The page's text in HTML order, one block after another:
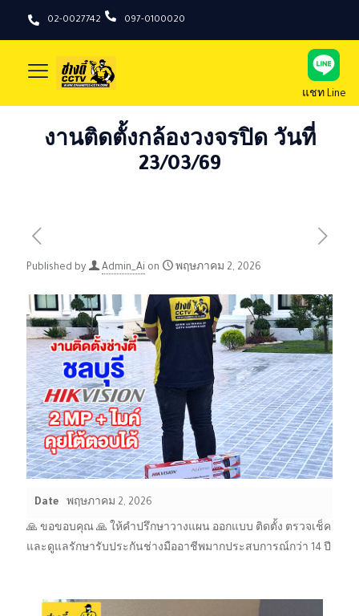
02-0027742 097-0100020
แชท Line
งานติดตั้งกล้องวงจรปิด วันที่
23/03/69
Published by Admin_Ai on พฤษภาคม 2, 2026
Date พฤษภาคม 2, 2026
🙏 ขอขอบคุณ 🙏 ให้คำปรึกษาวางแผน ออกแบบ ติดตั้ง ตรวจเช็ค
และดูแลรักษารับประกันช่างมืออาชีพมากประสบการณ์กว่า 14 ปี